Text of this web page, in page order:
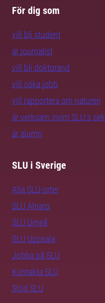
För dig som
vill bli student
är journalist
vill bli doktorand
vill söka jobb
vill rapportera om naturen
är verksam inom SLU:s
är alumn
SLU i Sverige
Alla SLU-orter
SLU Alnarp
SLU Umeå
SLU Uppsala
Jobba på SLU
Kontakta SLU
Stöd SLU